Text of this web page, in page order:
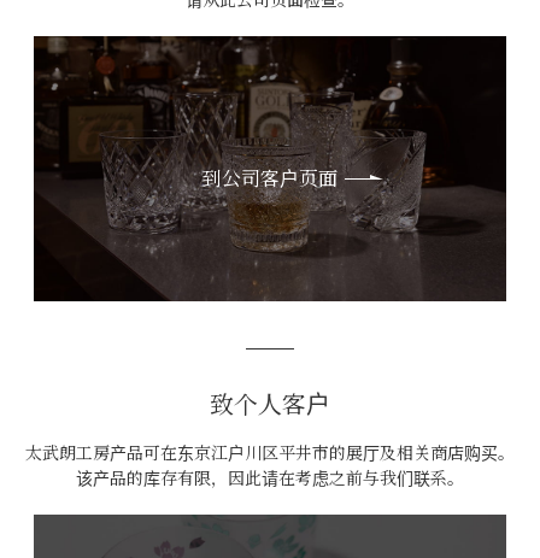
到公司客户页面
致个人客户
太武朗工房产品可在东京江户川区平井市的展厅及相关商店购买。
该产品的库存有限，因此请在考虑之前与我们联系。